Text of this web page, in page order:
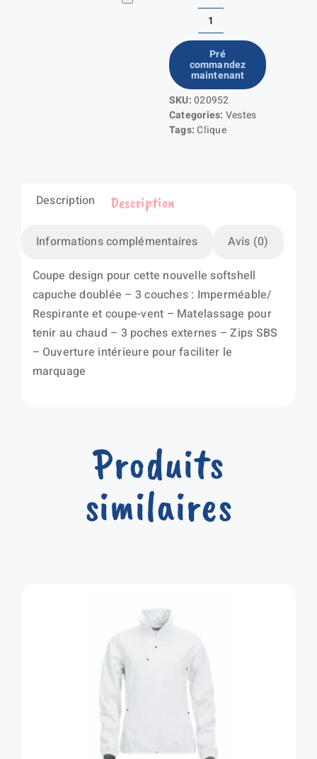
quantité
de
Padded
Hoody
Softshell
Pré
commandez
maintenant
SKU:020952
Categories: Vestes
Tags:Clique
Description
Informations complémentaires Avis (0)
Description
Coupe design pour cette nouvelle softshell
capuche doublée – 3 couches : Imperméable/
Respirante et coupe-vent – Matelassage pour
tenir au chaud – 3 poches externes – Zips SBS
– Ouverture intérieure pour faciliter le
marquage
Produits
similaires